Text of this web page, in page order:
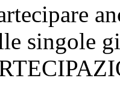
singole